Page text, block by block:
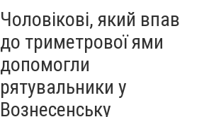
Чоловікові, який впав
до триметрової ями
допомогли
рятувальники у
Вознесенську